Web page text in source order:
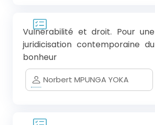
Vulnérabilité et droit. Pour une
juridicisation contemporaine du
bonheur
Norbert MPUNGA YOKA